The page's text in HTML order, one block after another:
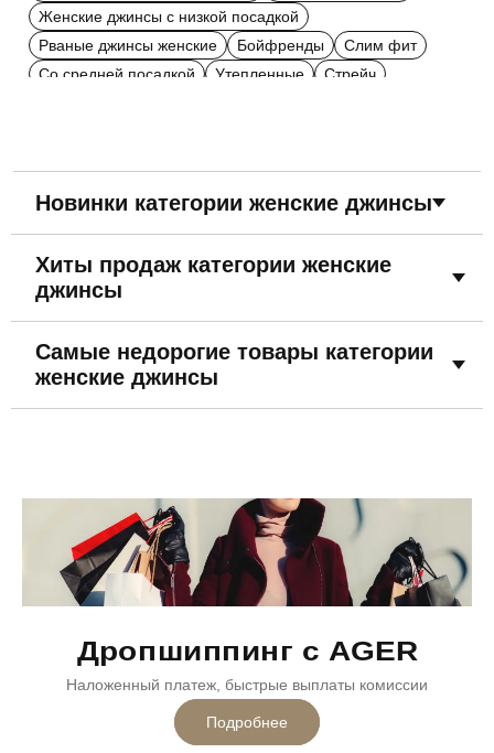
Женские джинсы с низкой посадкой
Рваные джинсы женские
Бойфренды
Слим фит
Со средней посадкой
Утепленные
Стрейч
26 размер
28 размер
34 размер
36 размер 38 размер
40 размер
42 размер
Новинки категории женские джинсы
Хиты продаж категории женские
джинсы
Самые недорогие товары категории
женские джинсы
Дропшиппинг с AGER
Наложенный платеж, быстрые выплаты комиссии
Подробнее